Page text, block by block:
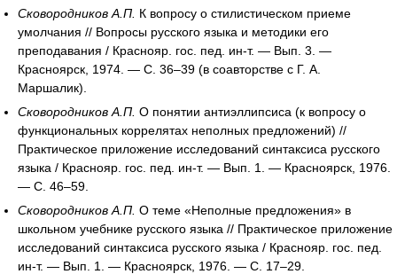
Сковородников А.П. К вопросу о стилистическом приеме
умолчания // Вопросы русского языка и методики его
преподавания / Краснояр. гос. пед. ин-т. — Вып. 3. —
Красноярск, 1974. — С. 36–39 (в соавторстве с Г. А.
Маршалик).
Сковородников А.П. О понятии антиэллипсиса (к вопросу о
функциональных коррелятах неполных предложений) //
Практическое приложение исследований синтаксиса русского
языка / Краснояр. гос. пед. ин-т. — Вып. 1. — Красноярск, 1976.
— С. 46–59.
Сковородников А.П. О теме «Неполные предложения» в
школьном учебнике русского языка // Практическое приложение
исследований синтаксиса русского языка / Краснояр. гос. пед.
ин-т. — Вып. 1. — Красноярск, 1976. — С. 17–29.